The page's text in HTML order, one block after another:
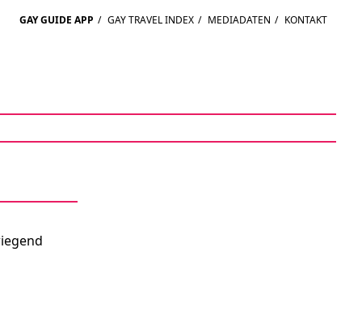
GAY GUIDE APP / GAY TRAVEL INDEX / MEDIADATEN / KONTAKT